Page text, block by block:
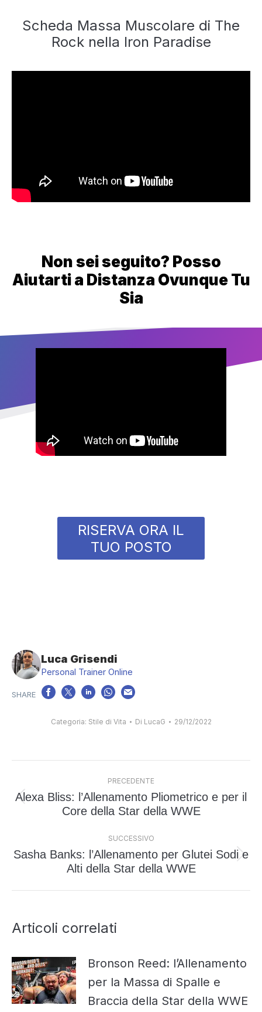
Scheda Massa Muscolare di The
Rock nella Iron Paradise
Non sei seguito? Posso
Aiutarti a Distanza Ovunque Tu
Sia
RISERVA ORA IL
TUO POSTO
Luca Grisendi
Personal Trainer Online
Categoria: Stile di Vita Di LucaG 29/12/2022
tra
i
PRECEDENTE
Post
Alexa Bliss: l’Allenamento Pliometrico e per il
Core della Star della WWE
SUCCESSIVO
Prossimo
Sasha Banks: l’Allenamento per Glutei Sodi e
Alti della Star della WWE
Articoli correlati
Bronson Reed: l’Allenamento
per la Massa di Spalle e
Braccia della Star della WWE